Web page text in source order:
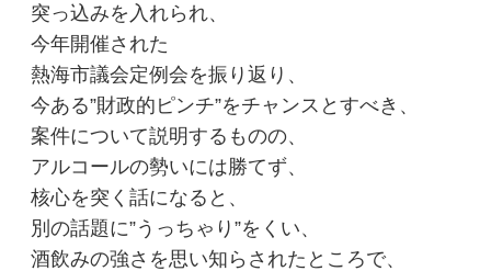
突っ込みを入れられ、
今年開催された
熱海市議会定例会を振り返り、
今ある”財政的ピンチ”をチャンスとすべき、
案件について説明するものの、
アルコールの勢いには勝てず、
核心を突く話になると、
別の話題に”うっちゃり”をくい、
酒飲みの強さを思い知らされたところで、